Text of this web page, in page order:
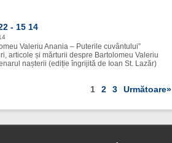
- 15 14
Valeriu Anania – Puterile cuvântului”
articole și mărturii despre Bartolomeu Valeriu
nașterii (ediție îngrijită de Ioan St. Lazăr)
1 2 3 Următoare»